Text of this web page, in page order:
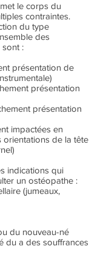
le corps du
contraintes.
du type
des
sont :
présentation de
présentation
présentation
impactées en
orientations de la tête
indications qui
un ostéopathe :
(jumeaux,
du nouveau-né
du a des souffrances